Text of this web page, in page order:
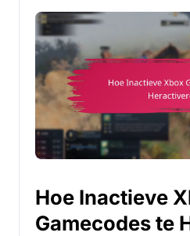
Hoe Inactieve
Gamecodes te